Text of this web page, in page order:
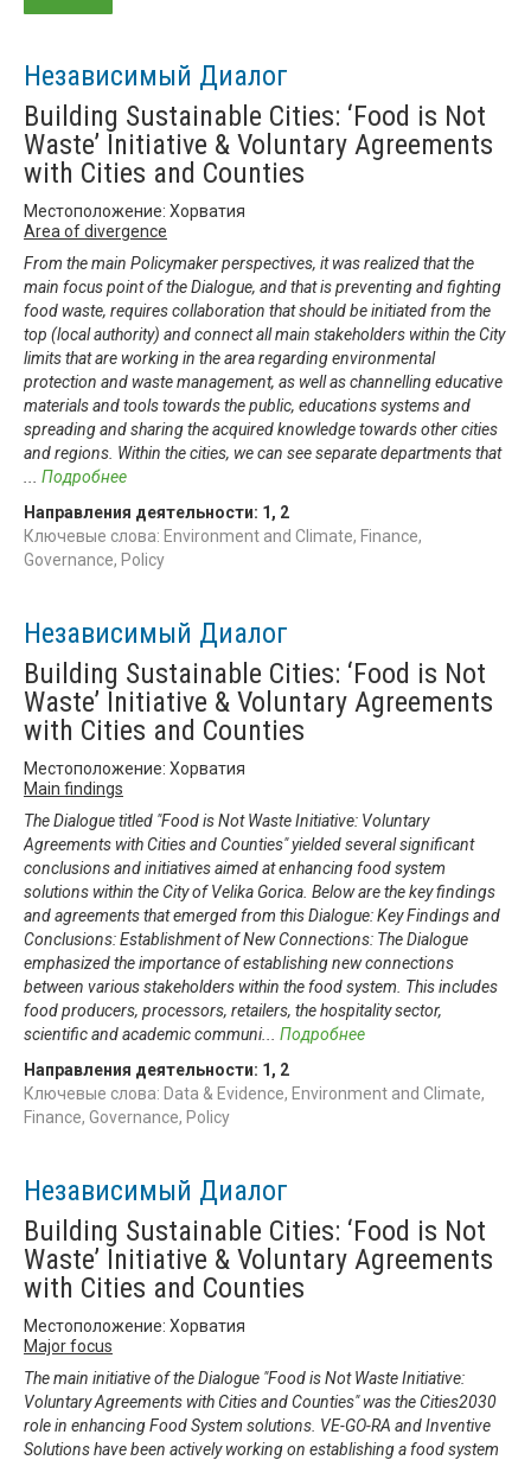
Независимый Диалог
Building Sustainable Cities: ‘Food is Not
Waste’ Initiative & Voluntary Agreements
with Cities and Counties
Местоположение: Хорватия
Area of divergence
From the main Policymaker perspectives, it was realized that the
main focus point of the Dialogue, and that is preventing and fighting
food waste, requires collaboration that should be initiated from the
top (local authority) and connect all main stakeholders within the City
limits that are working in the area regarding environmental
protection and waste management, as well as channelling educative
materials and tools towards the public, educations systems and
spreading and sharing the acquired knowledge towards other cities
and regions. Within the cities, we can see separate departments that
Подробнее
Направления деятельности: 1 , 2
Ключевые слова: Environment and Climate, Finance,
Governance, Policy
Независимый Диалог
Building Sustainable Cities: ‘Food is Not
Waste’ Initiative & Voluntary Agreements
with Cities and Counties
Местоположение: Хорватия
Main findings
The Dialogue titled "Food is Not Waste Initiative: Voluntary
Agreements with Cities and Counties" yielded several significant
conclusions and initiatives aimed at enhancing food system
solutions within the City of Velika Gorica. Below are the key findings
and agreements that emerged from this Dialogue: Key Findings and
Conclusions: Establishment of New Connections: The Dialogue
emphasized the importance of establishing new connections
between various stakeholders within the food system. This includes
food producers, processors, retailers, the hospitality sector,
scientific and academic communi... Подробнее
Направления деятельности: 1 , 2
Ключевые слова: Data & Evidence, Environment and Climate,
Finance, Governance, Policy
Независимый Диалог
Building Sustainable Cities: ‘Food is Not
Waste’ Initiative & Voluntary Agreements
with Cities and Counties
Местоположение: Хорватия
Major focus
The main initiative of the Dialogue "Food is Not Waste Initiative:
Voluntary Agreements with Cities and Counties" was the Cities2030
role in enhancing Food System solutions. VE-GO-RA and Inventive
Solutions have been actively working on establishing a food system